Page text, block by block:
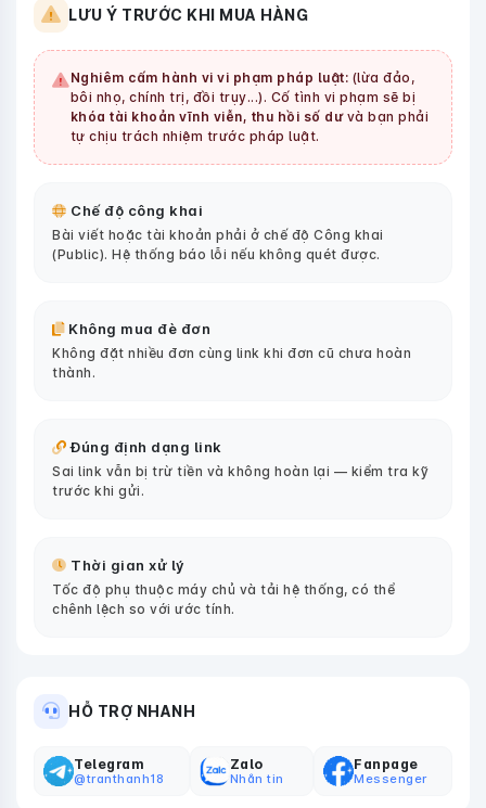
LƯU Ý TRƯỚC KHI MUA HÀNG
Nghiêm cấm hành vi vi phạm pháp luật: (lừa đảo,
bôi nhọ, chính trị, đồi trụy...). Cố tình vi phạm sẽ bị
khóa tài khoản vĩnh viễn, thu hồi số dưvà bạn phải
tự chịu trách nhiệm trước pháp luật.
Chế độ công khai
Bài viết hoặc tài khoản phải ở chế độ Công khai
(Public). Hệ thống báo lỗi nếu không quét được.
Không mua đè đơn
Không đặt nhiều đơn cùng link khi đơn cũ chưa hoàn
thành.
Đúng định dạng link
Sai link vẫn bị trừ tiền và không hoàn lại — kiểm tra kỹ
trước khi gửi.
Thời gian xử lý
Tốc độ phụ thuộc máy chủ và tải hệ thống, có thể
chênh lệch so với ước tính.
HỖ TRỢ NHANH
Telegram
@tranthanh18
Zalo
Nhắn tin
Fanpage
Messenger